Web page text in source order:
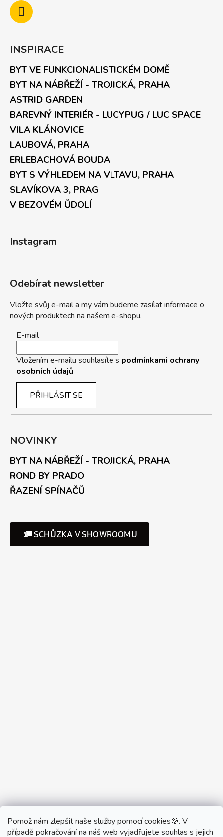
Pomož nám zlepšit naše služby pomocí cookies🍪. V
případě pokračování na náš web vyjadřujete souhlas s jejich
INSPIRACE
BYT VE FUNKCIONALISTICKÉM DOMĚ
BYT NA NÁBŘEŽÍ - TROJICKÁ, PRAHA
ASTRID GARDEN
BAREVNÝ INTERIÉR - LUCYPUG / LUC SPACE
VILA KLÁNOVICE
LAUBOVÁ, PRAHA
ERLEBACHOVÁ BOUDA
BYT S VÝHLEDEM NA VLTAVU, PRAHA
SLAVÍKOVA 3, PRAG
V BEZOVÉM ŮDOLÍ
Instagram
Odebírat newsletter
Vložte svůj e-mail a my vám budeme zasílat informace o
nových produktech na našem e-shopu.
E-mail
Vložením e-mailu souhlasíte s podmínkami ochrany
osobních údajů
PŘIHLÁSIT SE
NOVINKY
BYT NA NÁBŘEŽÍ - TROJICKÁ, PRAHA
ROND BY PRADO
ŘAZENÍ SPÍNAČŮ
SCHŮZKA V SHOWROOMU
Partner Showroom MONOBRAND